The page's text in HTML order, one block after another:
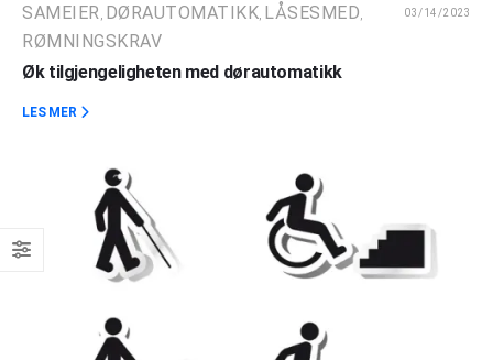
SAMEIER DØRAUTOMATIKK LÅSESMED
RØMNINGSKRAV
03/14/2023
Øk tilgjengeligheten med dørautomatikk
LES MER